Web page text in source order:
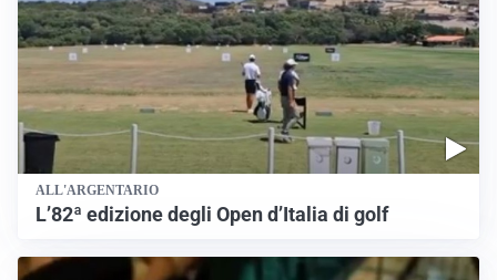
ALL'ARGENTARIO
L’82ª edizione degli Open d’Italia di golf